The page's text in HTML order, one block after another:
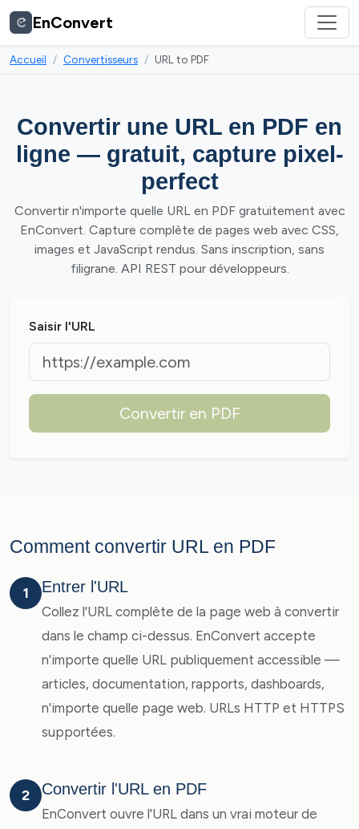
EnConvert
Accueil Convertisseurs URL to PDF
Convertir une URL en PDF en
ligne — gratuit, capture pixel-
perfect
Convertir n'importe quelle URL en PDF gratuitement avec
EnConvert. Capture complète de pages web avec CSS,
images et JavaScript rendus. Sans inscription, sans
filigrane. API REST pour développeurs.
Saisir l'URL
Convertir en PDF
Comment convertir URL en PDF
1 Entrer l'URL
Collez l'URL complète de la page web à convertir
dans le champ ci-dessus. EnConvert accepte
n'importe quelle URL publiquement accessible —
articles, documentation, rapports, dashboards,
n'importe quelle page web. URLs HTTP et HTTPS
supportées.
2 Convertir l'URL en PDF
EnConvert ouvre l'URL dans un vrai moteur de